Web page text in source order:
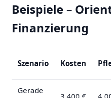
Beispiele –
Finanzierung
Szenario Kosten
Gerade
3.400 €